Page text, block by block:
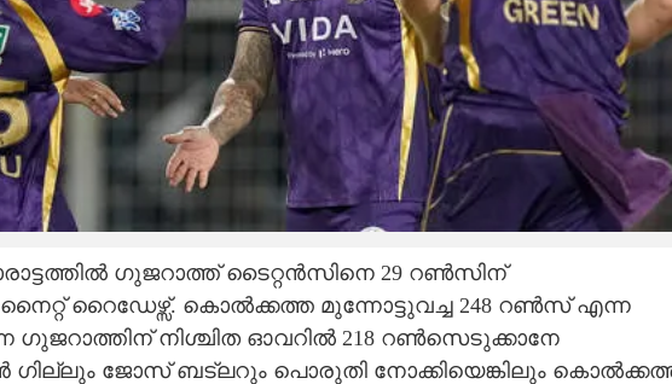
ഗുജറാത്ത് ടൈറ്റൻസിനെ 29 റൺസിന്
റൈഡേഴ്സ്. കൊൽക്കത്ത മുന്നോട്ടുവച്ച 248 റൺസ് എന്ന
ഗുജറാത്തിന് നിശ്ചിത ഓവറിൽ 218 റൺസെടുക്കാനേ
ഗില്ലും ജോസ് ബട്‌ലറും പൊരുതി നോക്കിയെങ്കിലും